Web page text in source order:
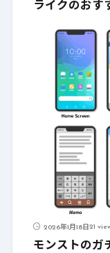
ライクのおす
2026年1月18日21
モンストのガ